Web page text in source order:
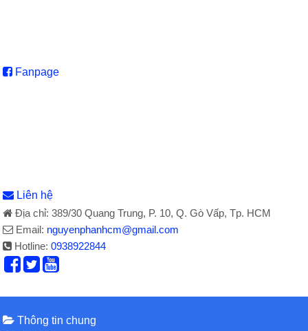
Fanpage
Liên hệ
Địa chỉ: 389/30 Quang Trung, P. 10, Q. Gò Vấp, Tp. HCM
Email: nguyenphanhcm@gmail.com
Hotline:0938922844
Thông tin chung